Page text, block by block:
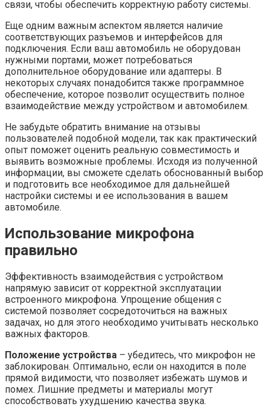
связи, чтобы обеспечить корректную работу системы.
Еще одним важным аспектом является наличие
соответствующих разъемов и интерфейсов для
подключения. Если ваш автомобиль не оборудован
нужными портами, может потребоваться
дополнительное оборудование или адаптеры. В
некоторых случаях понадобится также программное
обеспечение, которое позволит осуществить полное
взаимодействие между устройством и автомобилем.
Не забудьте обратить внимание на отзывы
пользователей подобной модели, так как практический
опыт поможет оценить реальную совместимость и
выявить возможные проблемы. Исходя из полученной
информации, вы сможете сделать обоснованный выбор
и подготовить все необходимое для дальнейшей
настройки системы и ее использования в вашем
автомобиле.
Использование микрофона
правильно
Эффективность взаимодействия с устройством
напрямую зависит от корректной эксплуатации
встроенного микрофона. Упрощение общения с
системой позволяет сосредоточиться на важных
задачах, но для этого необходимо учитывать несколько
важных факторов.
Положение устройства – убедитесь, что микрофон не
заблокирован. Оптимально, если он находится в поле
прямой видимости, что позволяет избежать шумов и
помех. Лишние предметы и материалы могут
способствовать ухудшению качества звука.